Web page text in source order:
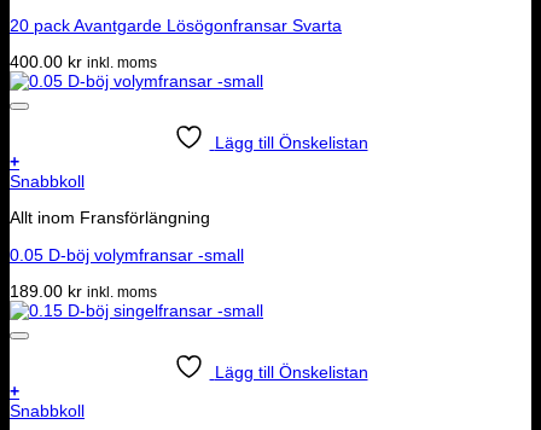
20 pack Avantgarde Lösögonfransar Svarta
400.00 kr inkl. moms
Lägg till Önskelistan
+
Snabbkoll
Allt inom Fransförlängning
0.05 D-böj volymfransar -small
189.00 kr inkl. moms
Lägg till Önskelistan
+
Snabbkoll